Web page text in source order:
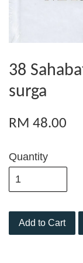
38
surga
RM 48.00
Quantity
Add to Cart